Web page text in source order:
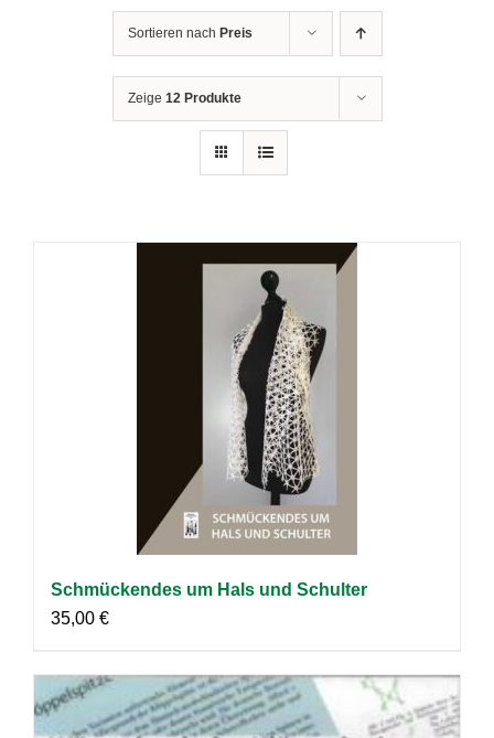
Sortieren nach Preis
Zeige 12 Produkte
Schmückendes um Hals und Schulter
35,00 €